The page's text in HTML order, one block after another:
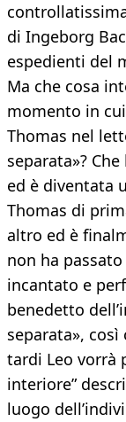
di Ingeborg
espedienti del
Ma che cosa
momento in
Thomas nel
separata»?
ed è diventata
Thomas di
altro ed è
non ha
incantato e
benedetto
separata»,
tardi Leo vorrà
interiore”
luogo